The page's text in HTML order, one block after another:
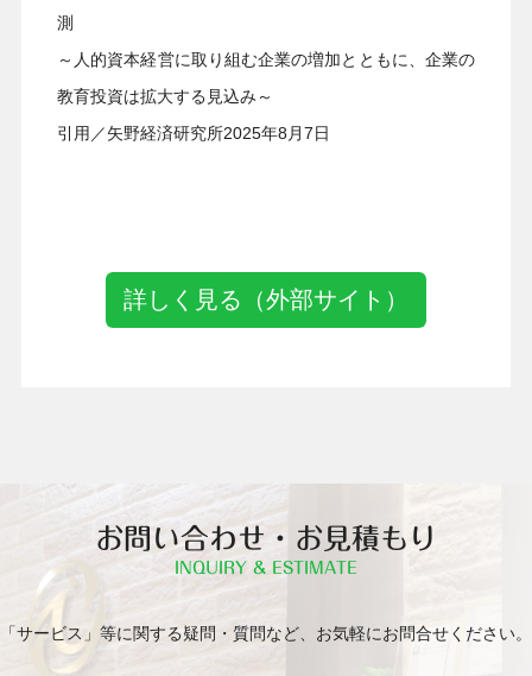
測
​～人的資本経営に取り組む企業の増加とともに、企業の
教育投資は拡大する見込み～
引用／矢野経済研究所2025年8月7日
詳しく見る（外部サイト）
お問い合わせ・お見積もり
INQUIRY & ESTIMATE
「サービス」等に関する疑問・質問など、お気軽にお問合せください。